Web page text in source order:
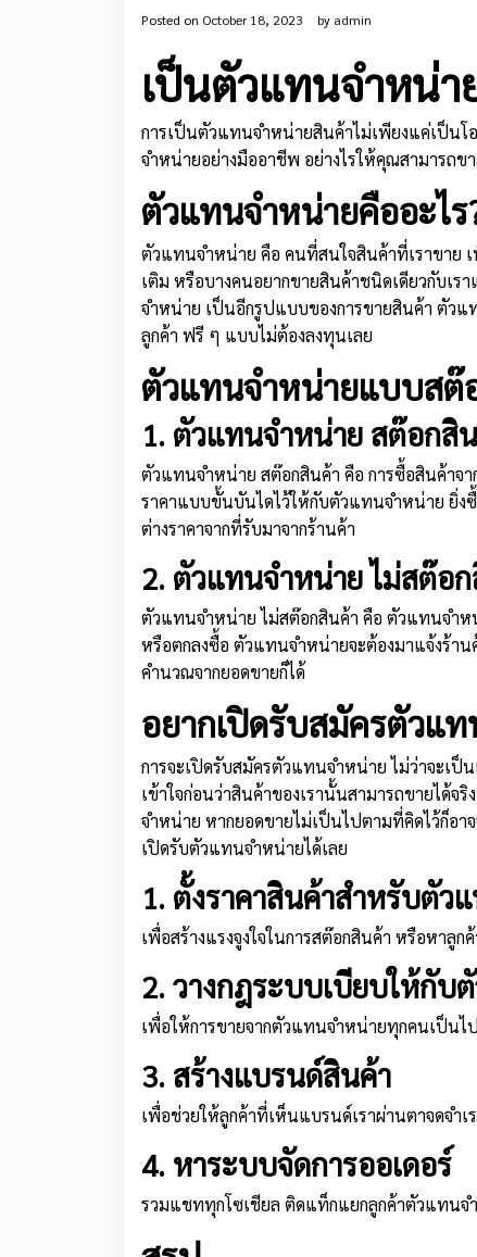
Posted on October 18, 2023 by admin
เป็นตัวแทนจำหน่า
การเป็นตัวแทนจำหน่ายสินค้าไม่เพียงแค่เป็นโ
จำหน่ายอย่างมืออาชีพ อย่างไรให้คุณสามารถ
ตัวแทนจำหน่ายคืออะไร
ตัวแทนจำหน่าย คือ คนที่สนใจสินค้าที่เราขาย
เติม หรือบางคนอยากขายสินค้าชนิดเดียวกับเ
จำหน่าย เป็นอีกรูปแบบของการขายสินค้า ตัว
ลูกค้า ฟรี ๆ แบบไม่ต้องลงทุนเลย
ตัวแทนจำหน่ายแบบสต๊
1. ตัวแทนจำหน่าย สต๊อกสิ
ตัวแทนจำหน่าย สต๊อกสินค้า คือ การซื้อสินค้าจา
ราคาแบบขั้นบันไดไว้ให้กับตัวแทนจำหน่าย ยิ่ง
ต่างราคาจากที่รับมาจากร้านค้า
2. ตัวแทนจำหน่าย ไม่สต๊อ
ตัวแทนจำหน่าย ไม่สต๊อกสินค้า คือ ตัวแทนจำห
หรือตกลงซื้อ ตัวแทนจำหน่ายจะต้องมาแจ้งร้า
คำนวณจากยอดขายก็ได้
อยากเปิดรับสมัครตัวแท
การจะเปิดรับสมัครตัวแทนจำหน่าย ไม่ว่าจะเ
เข้าใจก่อนว่าสินค้าของเรานั้นสามารถขายได้
จำหน่าย หากยอดขายไม่เป็นไปตามที่คิดไว้ก็อ
เปิดรับตัวแทนจำหน่ายได้เลย
1. ตั้งราคาสินค้าสำหรับตัว
เพื่อสร้างแรงจูงใจในการสต๊อกสินค้า หรือหาลูก
2. วางกฎระบบเบียบให้กับ
เพื่อให้การขายจากตัวแทนจำหน่ายทุกคนเป็นไ
3. สร้างแบรนด์สินค้า
เพื่อช่วยให้ลูกค้าที่เห็นแบรนด์เราผ่านตาจดจำ
4. หาระบบจัดการออเดอร์
รวมแชททุกโซเชียล ติดแท็กแยกลูกค้าตัวแทนจ